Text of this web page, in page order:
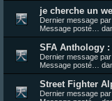
je cherche un
Dernier message par
Message posté…
SFA Anthology
Dernier message par
Message posté…
Street Fighter
Dernier message par